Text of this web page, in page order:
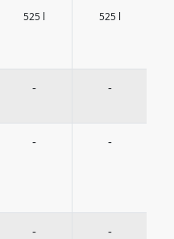
525 l 525 l
- -
- -
- -